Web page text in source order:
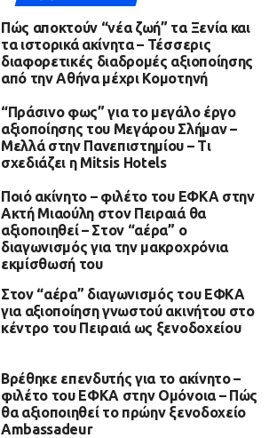
Πώς αποκτούν “νέα ζωή” τα Ξενία και
τα ιστορικά ακίνητα – Τέσσερις
διαφορετικές διαδρομές αξιοποίησης
από την Αθήνα μέχρι Κομοτηνή
“Πράσινο φως” για το μεγάλο έργο
αξιοποίησης του Μεγάρου Σλήμαν –
Μελλά στην Πανεπιστημίου – Τι
σχεδιάζει η Mitsis Hotels
Ποιό ακίνητο – φιλέτο του ΕΦΚΑ στην
Ακτή Μιαούλη στον Πειραιά θα
αξιοποιηθεί – Στον “αέρα” ο
διαγωνισμός για την μακροχρόνια
εκμίσθωσή του
Στον “αέρα” διαγωνισμός του ΕΦΚΑ
για αξιοποίηση γνωστού ακινήτου στο
κέντρο του Πειραιά ως ξενοδοχείου
Βρέθηκε επενδυτής για το ακίνητο –
φιλέτο του ΕΦΚΑ στην Ομόνοια – Πώς
θα αξιοποιηθεί το πρώην ξενοδοχείο
Ambassadeur